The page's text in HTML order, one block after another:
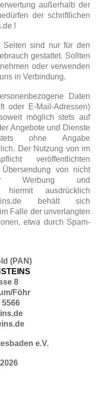
außerhalb der
der schriftlichen
!
Seiten sind nur für den
gestattet. Sollten
oder verwenden
in Verbindung.
Daten
oder E-Mail-Adressen)
möglich stets auf
Angebote und Dienste
ohne Angabe
Der Nutzung von im
veröffentlichten
von nicht
Werbung und
hiermit ausdrücklich
behält sich
Falle der unverlangten
etwa durch Spam-
(PAN)
8
Föhr
5566
e.V.